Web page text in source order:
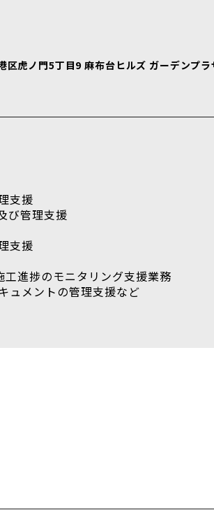
区虎ノ門5丁目9 麻布台ヒルズ ガーデンプラ
支援
び管理支援
支援
工進捗のモニタリング支援業務
ュメントの管理支援など